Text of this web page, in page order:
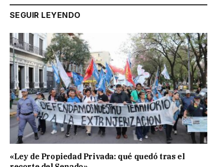
SEGUIR LEYENDO
«Ley de Propiedad Privada: qué quedó tras el